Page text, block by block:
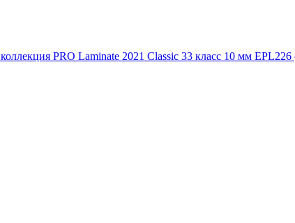
коллекция PRO Laminate 2021 Classic 33 класс 10 мм EPL226